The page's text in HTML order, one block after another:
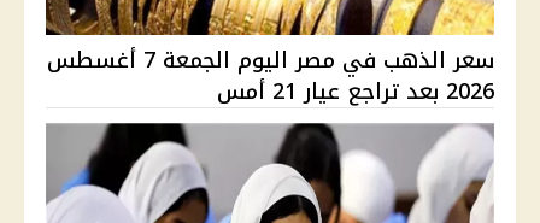
سعر الذهب في مصر اليوم الجمعة 7 أغسطس
2026 بعد تراجع عيار 21 أمس